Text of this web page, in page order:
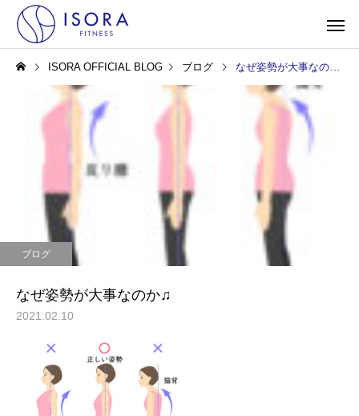
ISORA OFFICIAL BLOG ブログ なぜ姿勢が大事なのか♫
ブログ
なぜ姿勢が大事なのか♫
2021.02.10